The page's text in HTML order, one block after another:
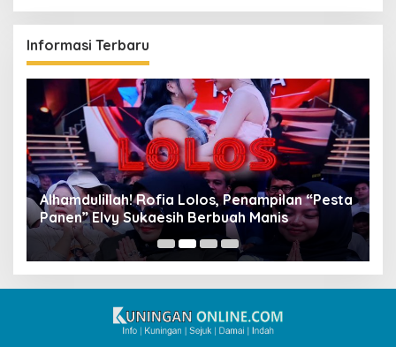
Informasi Terbaru
Alhamdulillah! Rofia Lolos, Penampilan “Pesta
Panen” Elvy Sukaesih Berbuah Manis